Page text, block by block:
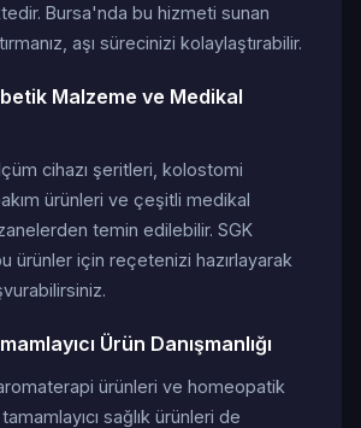
Bursa'nda bu hizmeti sunan
aşı sürecinizi kolaylaştırabilir.
Malzeme ve Medikal
cihazı şeritleri, kolostomi
ürünleri ve çeşitli medikal
temin edilebilir. SGK
ürünler için reçetenizi hazırlayarak
Ürün Danışmanlığı
ürünleri ve homeopatik
sağlık ürünleri de